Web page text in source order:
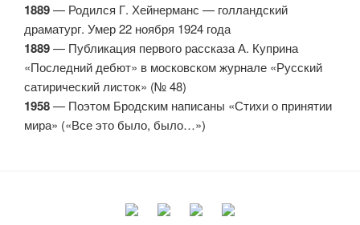
1889— Родился Г. Хейнерманс — голландский
драматург. Умер 22 ноября 1924 года
1889— Публикация первого рассказа А. Куприна
«Последний дебют» в московском журнале «Русский
сатирический листок» (№ 48)
1958— Поэтом Бродским написаны «Стихи о принятии
мира» («Все это было, было…»)